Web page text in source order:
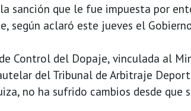
sanción que le fue impuesta por
según aclaró este jueves el
Control del Dopaje, vinculada al
del Tribunal de Arbitraje
no ha sufrido cambios desde que